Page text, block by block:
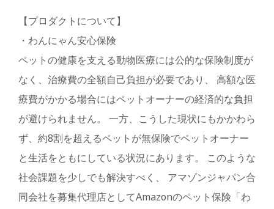
【プロダクトについて】
・わんにゃん安心保険
ペットの健康を支える動物医療には公的な保険制度が
なく、治療費の全額自己負担が必要であり、 高額な医
療費がかかる場合にはペットオーナーの経済的な負担
が避けられません。 一方、こうした現状にもかかわら
ず、約8割を超えるペットが無保険でペットオーナー
と生活をともにしている状況にあります。 このような
社会課題を少しでも解決すべく、 アマゾンジャパン合
同会社を募集代理店としてAmazonのペット保険「わ